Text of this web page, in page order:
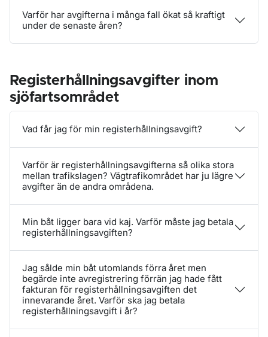
Varför har avgifterna i många fall ökat så kraftigt
under de senaste åren?
Registerhållningsavgifter inom
sjöfartsområdet
Vad får jag för min registerhållningsavgift?
Varför är registerhållningsavgifterna så olika stora
mellan trafikslagen? Vägtrafikområdet har ju lägre
avgifter än de andra områdena.
Min båt ligger bara vid kaj. Varför måste jag betala
registerhållningsavgiften?
Jag sålde min båt utomlands förra året men
begärde inte avregistrering förrän jag hade fått
fakturan för registerhållningsavgiften det
innevarande året. Varför ska jag betala
registerhållningsavgift i år?